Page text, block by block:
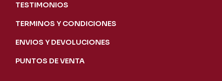
TESTIMONIOS
TERMINOS Y CONDICIONES
ENVIOS Y DEVOLUCIONES
PUNTOS DE VENTA